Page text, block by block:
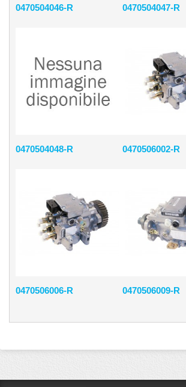
0470504046-R 0470504047-R
0470504048-R 0470506002-R
0470506006-R 0470506009-R